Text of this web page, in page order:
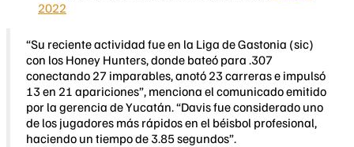
2022
“Su reciente actividad fue en la Liga de Gastonia (sic)
con los Honey Hunters, donde bateó para .307
conectando 27 imparables, anotó 23 carreras e impulsó
13 en 21 apariciones”, menciona el comunicado emitido
por la gerencia de Yucatán. “Davis fue considerado uno
de los jugadores más rápidos en el béisbol profesional,
haciendo un tiempo de 3.85 segundos”.